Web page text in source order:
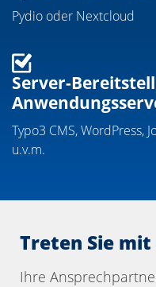
Pydio oder Nextcloud
Server-
Typo3 CMS, WordPress,
u.v.m.
Treten Sie
Ihre